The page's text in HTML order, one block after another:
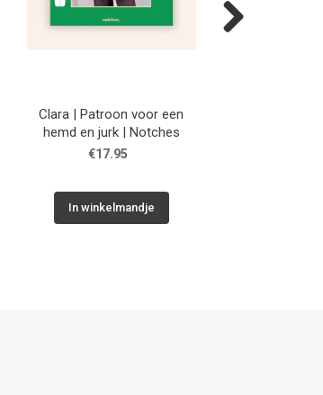
Clara | Patroon voor een
hemd en jurk | Notches
€17.95
In winkelmandje